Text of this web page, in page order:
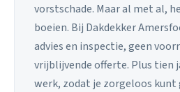
vorstschade. Maar al met al,
boeien. Bij Dakdekker
advies en inspectie, geen
vrijblijvende offerte. Plus tien
werk, zodat je zorgeloos kunt